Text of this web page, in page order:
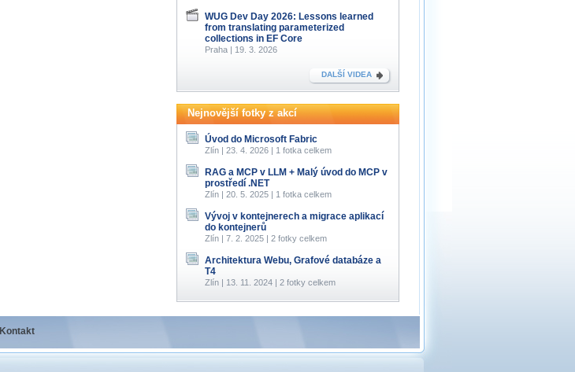
WUG Dev Day 2026: Lessons learned
from translating parameterized
collections in EF Core
Praha | 19. 3. 2026
DALŠÍ VIDEA
Nejnovější fotky z akcí
Úvod do Microsoft Fabric
Zlín | 23. 4. 2026 | 1 fotka celkem
RAG a MCP v LLM + Malý úvod do MCP v
prostředí .NET
Zlín | 20. 5. 2025 | 1 fotka celkem
Vývoj v kontejnerech a migrace aplikací
do kontejnerů
Zlín | 7. 2. 2025 | 2 fotky celkem
Architektura Webu, Grafové databáze a
T4
Zlín | 13. 11. 2024 | 2 fotky celkem
Kontakt